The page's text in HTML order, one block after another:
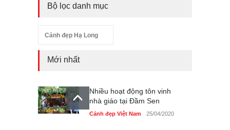
Bộ lọc danh mục
Cảnh đẹp Hạ Long
Mới nhất
Nhiều hoạt động tôn vinh
nhà giáo tại Đầm Sen
Cảnh đẹp Việt Nam 25/04/2020